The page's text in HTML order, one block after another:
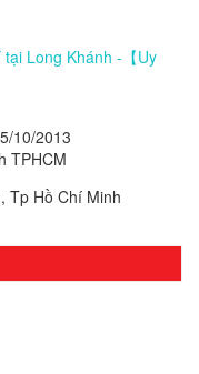
Long Khánh -【Uy
10/2013
TPHCM
Tp Hồ Chí Minh